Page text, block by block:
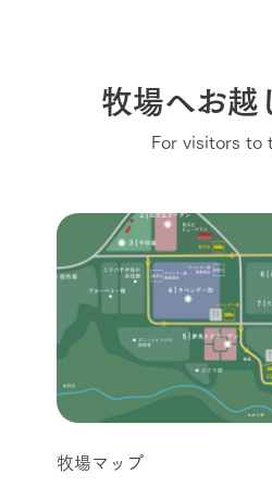
牧場へお越
For visitors to
牧場マップ